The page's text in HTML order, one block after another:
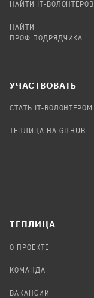
НАЙТИ IT-ВОЛОНТЕРОВ
НАЙТИ
ПРОФ.ПОДРЯДЧИКА
УЧАСТВОВАТЬ
СТАТЬ IT-ВОЛОНТЕРОМ
ТЕПЛИЦА НА GITHUB
TЕПЛИЦА
О ПРОЕКТЕ
КОМАНДА
ВАКАНСИИ